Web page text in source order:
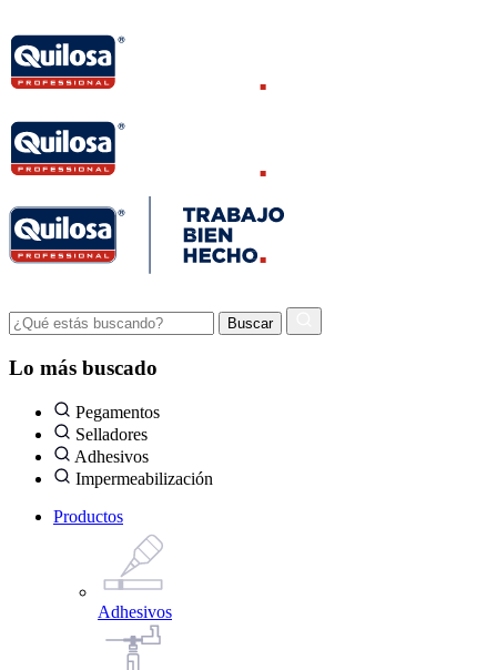
Lo más buscado
Pegamentos
Selladores
Adhesivos
Impermeabilización
Productos
Adhesivos